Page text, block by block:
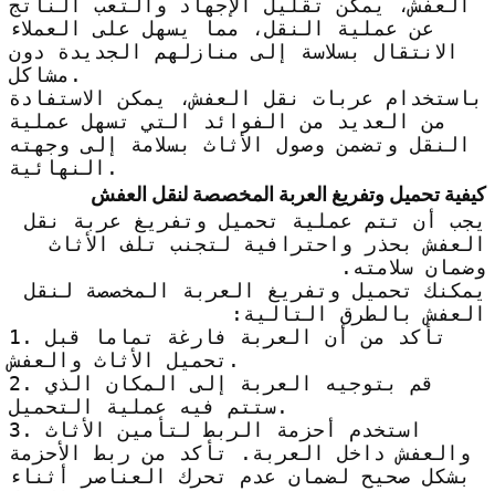
العفش، يمكن تقليل الإجهاد والتعب الناتج
عن عملية النقل، مما يسهل على العملاء
الانتقال بسلاسة إلى منازلهم الجديدة دون
مشاكل.
باستخدام عربات نقل العفش، يمكن الاستفادة
من العديد من الفوائد التي تسهل عملية
النقل وتضمن وصول الأثاث بسلامة إلى وجهته
النهائية.
كيفية تحميل وتفريغ العربة المخصصة لنقل العفش
يجب أن تتم عملية تحميل وتفريغ عربة نقل
العفش بحذر واحترافية لتجنب تلف الأثاث
وضمان سلامته.
يمكنك تحميل وتفريغ العربة المخصصة لنقل
العفش بالطرق التالية:
1. تأكد من أن العربة فارغة تماما قبل
تحميل الأثاث والعفش.
2. قم بتوجيه العربة إلى المكان الذي
ستتم فيه عملية التحميل.
3. استخدم أحزمة الربط لتأمين الأثاث
والعفش داخل العربة. تأكد من ربط الأحزمة
بشكل صحيح لضمان عدم تحرك العناصر أثناء